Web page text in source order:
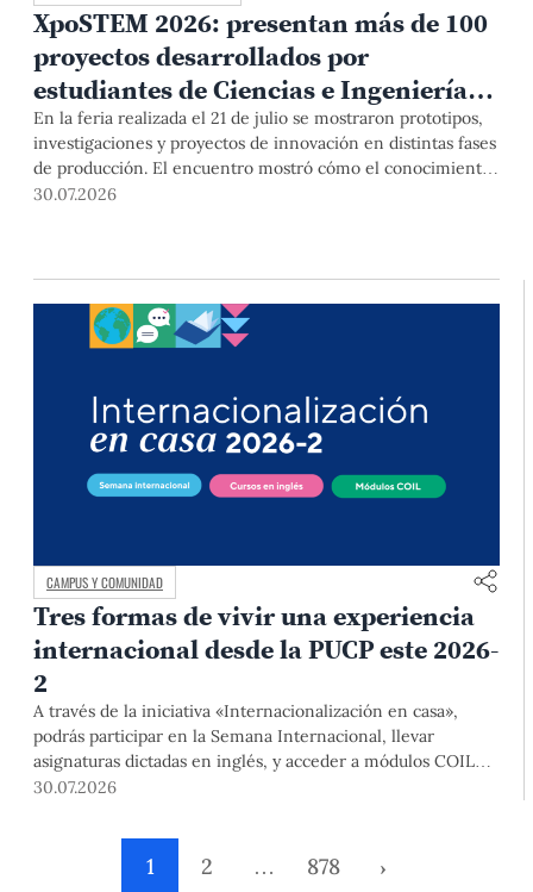
XpoSTEM 2026: presentan más de 100
proyectos desarrollados por
estudiantes de Ciencias e Ingeniería
PUCP orientados a atender
necesidades del país
En la feria realizada el 21 de julio se mostraron prototipos,
investigaciones y proyectos de innovación en distintas fases
de producción. El encuentro mostró cómo el conocimiento
adquirido en las aulas puede responder a desafíos concretos
30.07.2026
CAMPUS Y COMUNIDAD
Tres formas de vivir una experiencia
internacional desde la PUCP este 2026-
2
A través de la iniciativa «Internacionalización en casa»,
podrás participar en la Semana Internacional, llevar
asignaturas dictadas en inglés, y acceder a módulos COIL
junto con estudiantes y docentes de universidades
mediante el Campus Virtual, durante la Matrícula 2026-2.
30.07.2026
1 2 … 878 ›